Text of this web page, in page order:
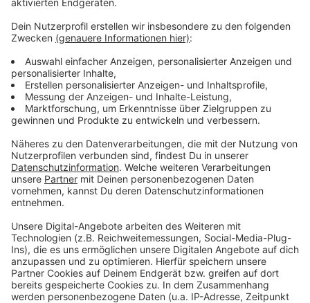
Anzeige
Weitere Infos und Links zum Thema
Anzeige
Das meldet die Stadt
Blitzer auf der Theodor-Heuss-Brücke
Anzeige